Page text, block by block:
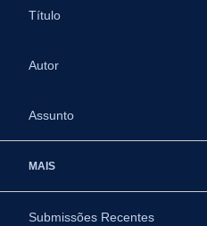
Título
Autor
Assunto
MAIS
Submissões Recentes